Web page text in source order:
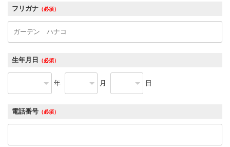
フリガナ （必須）
生年月日 （必須）
年 月 日
電話番号 （必須）